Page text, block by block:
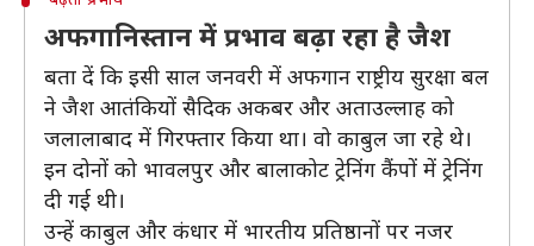
अफगानिस्तान में प्रभाव बढ़ा रहा है जैश
बता दें कि इसी साल जनवरी में अफगान राष्ट्रीय सुरक्षा बल
ने जैश आतंकियों सैदिक अकबर और अताउल्लाह को
जलालाबाद में गिरफ्तार किया था। वो काबुल जा रहे थे।
इन दोनों को भावलपुर और बालाकोट ट्रेनिंग कैंपों में ट्रेनिंग
दी गई थी।
उन्हें काबुल और कंधार में भारतीय प्रतिष्ठानों पर नजर